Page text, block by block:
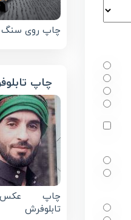
چاپ روی سنگ
چاپ
چاپ
تابلوفرش